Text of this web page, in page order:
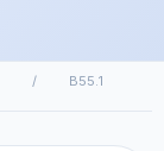
/ B55.1